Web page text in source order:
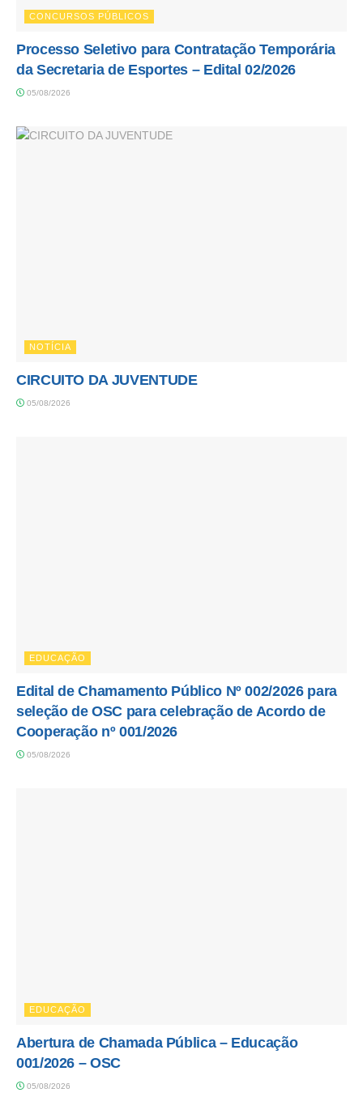
CONCURSOS PÚBLICOS
Processo Seletivo para Contratação Temporária
da Secretaria de Esportes – Edital 02/2026
05/08/2026
NOTÍCIA
CIRCUITO DA JUVENTUDE
05/08/2026
EDUCAÇÃO
Edital de Chamamento Público Nº 002/2026 para
seleção de OSC para celebração de Acordo de
Cooperação nº 001/2026
05/08/2026
EDUCAÇÃO
Abertura de Chamada Pública – Educação
001/2026 – OSC
05/08/2026